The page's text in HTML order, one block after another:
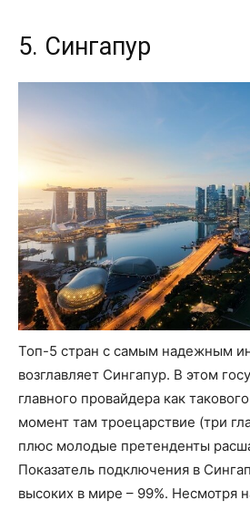
5. Сингапур
Топ-5 стран с самым надежным
возглавляет Сингапур. В этом
главного провайдера как
момент там троецарствие (три
плюс молодые претенденты
Показатель подключения в
высоких в мире – 99%. Несмотря